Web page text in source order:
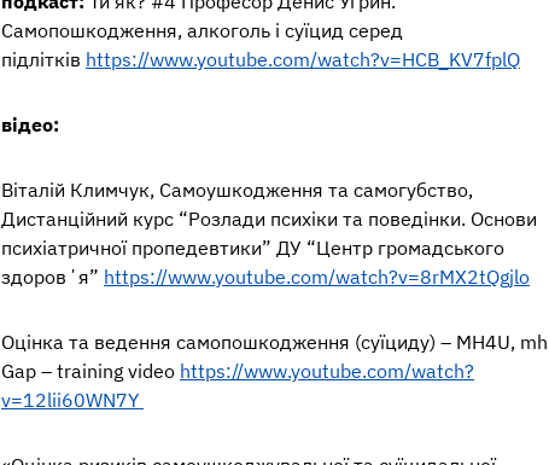
Самопошкодження, алкоголь і суїцид серед
підлітків https://www.youtube.com/watch?v=HCB_KV7fplQ
відео:
Віталій Климчук, Самоушкодження та самогубство,
Дистанційний курс “Розлади психіки та поведінки. Основи
психіатричної пропедевтики” ДУ “Центр громадського
здоровʼя” https://www.youtube.com/watch?v=8rMX2tQgjlo
Оцінка та ведення самопошкодження (суїциду) – MH4U, mh
Gap – training video https://www.youtube.com/watch?
v=12lii60WN7Y